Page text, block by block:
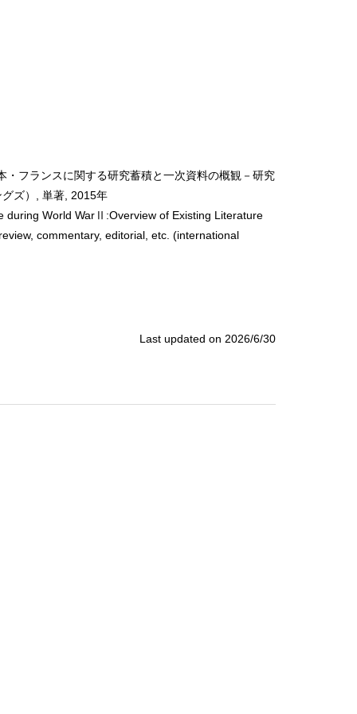
フランスに関する研究蓄積と一次資料の概観－研究
ズ）, 単著, 2015年
World WarⅡ:Overview of Existing Literature
commentary, editorial, etc. (international
Last updated on 2026/6/30